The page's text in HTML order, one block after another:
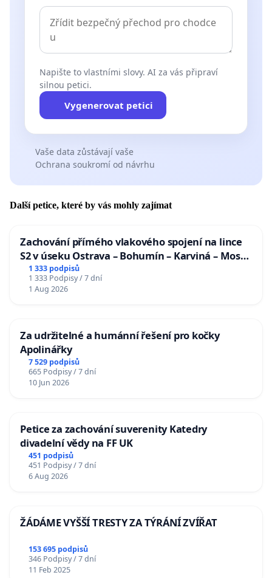
Napište to vlastními slovy. AI za vás připraví
silnou petici.
Vygenerovat petici
Vaše data zůstávají vaše
Ochrana soukromí od návrhu
Další petice, které by vás mohly zajímat
Zachování přímého vlakového spojení na lince
S2 v úseku Ostrava – Bohumín – Karviná – Mosty
u Jablunkova
1 333 podpisů
1 333 Podpisy / 7 dní
1 Aug 2026
Za udržitelné a humánní řešení pro kočky
Apolinářky
7 529 podpisů
665 Podpisy / 7 dní
10 Jun 2026
Petice za zachování suverenity Katedry
divadelní vědy na FF UK
451 podpisů
451 Podpisy / 7 dní
6 Aug 2026
ŽÁDÁME VYŠŠÍ TRESTY ZA TÝRÁNÍ ZVÍŘAT
153 695 podpisů
346 Podpisy / 7 dní
11 Feb 2025